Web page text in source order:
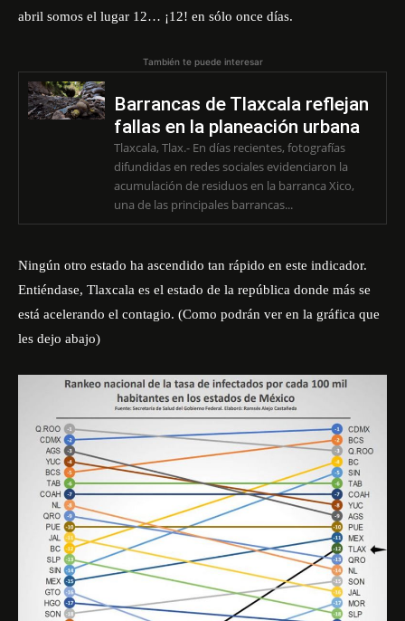
abril somos el lugar 12… ¡12! en sólo once días.
También te puede interesar
Barrancas de Tlaxcala reflejan
fallas en la planeación urbana
Tlaxcala, Tlax.- En días recientes, fotografías
difundidas en redes sociales evidenciaron la
acumulación de residuos en la barranca Xico,
una de las principales barrancas...
Ningún otro estado ha ascendido tan rápido en este indicador.
Entiéndase, Tlaxcala es el estado de la república donde más se
está acelerando el contagio. (Como podrán ver en la gráfica que
les dejo abajo)